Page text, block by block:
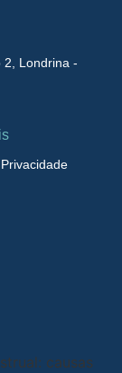
2, Londrina -